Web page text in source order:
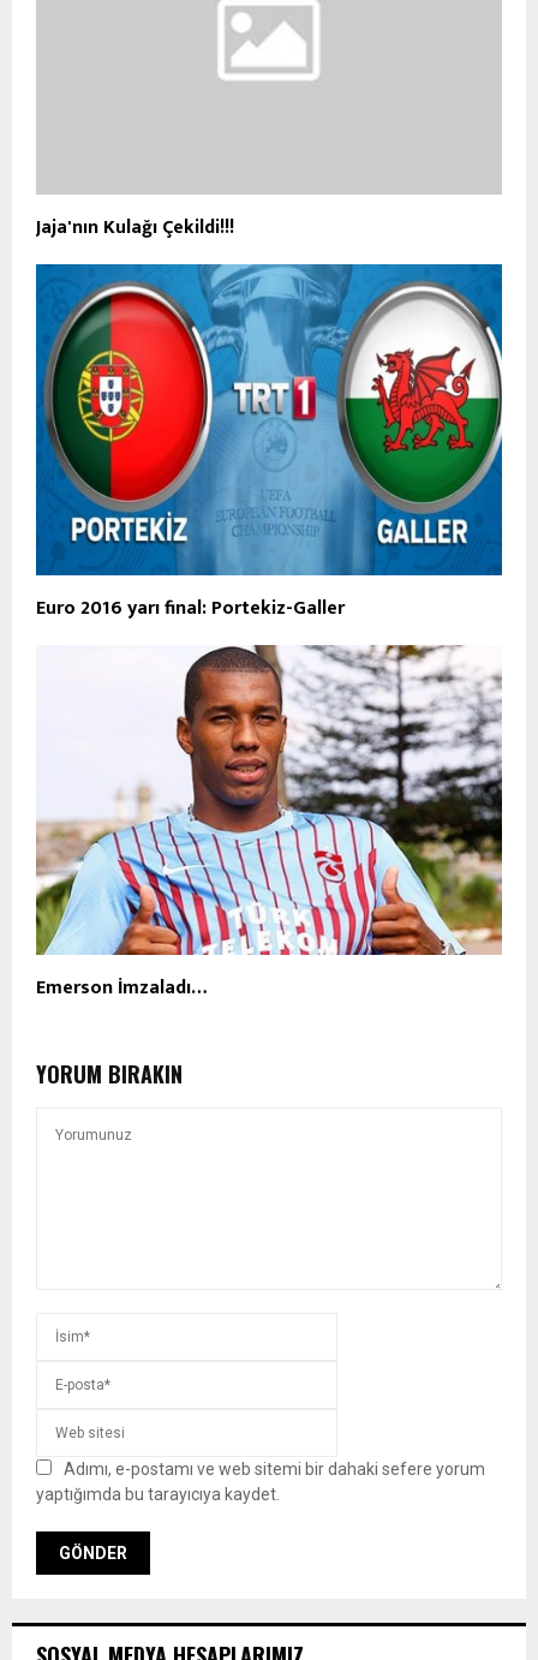
Jaja'nın Kulağı Çekildi!!!
Euro 2016 yarı final: Portekiz-Galler
Emerson İmzaladı…
YORUM BIRAKIN
Adımı, e-postamı ve web sitemi bir dahaki sefere yorum
yaptığımda bu tarayıcıya kaydet.